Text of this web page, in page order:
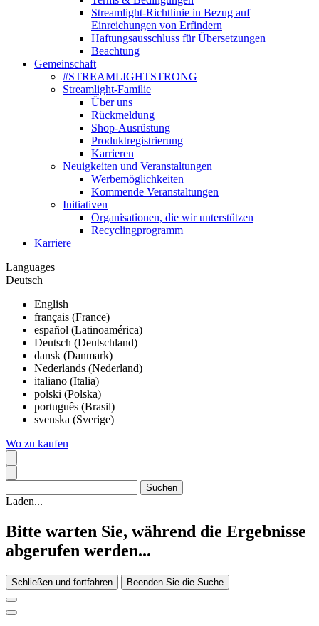
Streamlight-Richtlinie in Bezug auf
Einreichungen von Erfindern
Haftungsausschluss für Übersetzungen
Beachtung
Gemeinschaft
#STREAMLIGHTSTRONG
Streamlight-Familie
Über uns
Rückmeldung
Shop-Ausrüstung
Produktregistrierung
Karrieren
Neuigkeiten und Veranstaltungen
Werbemöglichkeiten
Kommende Veranstaltungen
Initiativen
Organisationen, die wir unterstützen
Recyclingprogramm
Karriere
Languages
Deutsch
English
français (France)
español (Latinoamérica)
Deutsch (Deutschland)
dansk (Danmark)
Nederlands (Nederland)
italiano (Italia)
polski (Polska)
português (Brasil)
svenska (Sverige)
Wo zu kaufen
Laden...
Bitte warten Sie, während die Ergebnisse
abgerufen werden...
Schließen und fortfahren Beenden Sie die Suche